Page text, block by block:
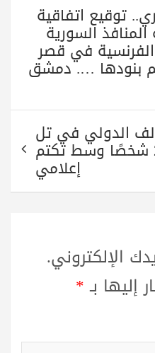
توقيع اتفاقية
السورية
وشركة CMA CGM الفرنسية في قصر
بنودها …. دمشق
الدولي في تل
حميس واعتقال 22 شخصًا وسط تكتم
إعلامي
الإلكتروني.
إليها بـ*